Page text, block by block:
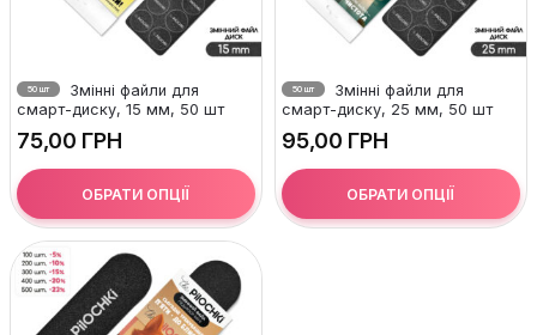
50 шт
Змінні файли для
смарт-диску, 15 мм, 50 шт
ГРН
ОБРАТИ ОПЦІЇ
50 шт
Змінні файли для
смарт-диску, 25 мм, 50 шт
ГРН
ОБРАТИ ОПЦІЇ